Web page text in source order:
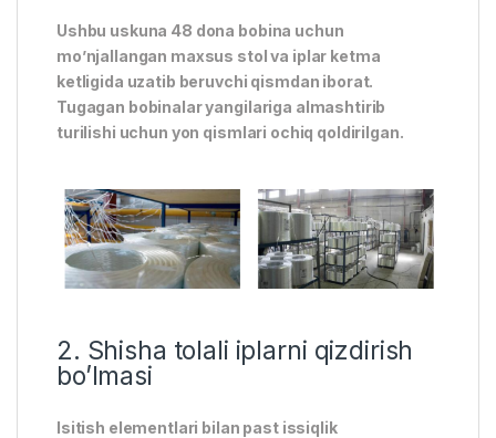
Ushbu uskuna 48 dona bobina uchun
mo’njallangan maxsus stol va iplar ketma
ketligida uzatib beruvchi qismdan iborat.
Tugagan bobinalar yangilariga almashtirib
turilishi uchun yon qismlari ochiq qoldirilgan.
2. Shisha tolali iplarni qizdirish
bo’lmasi
Isitish elementlari bilan past issiqlik